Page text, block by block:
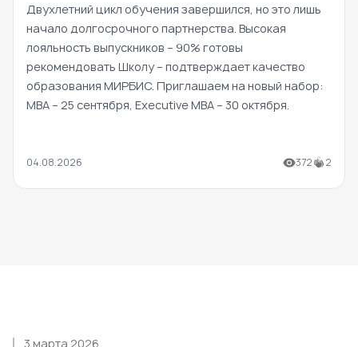
Двухлетний цикл обучения завершился, но это лишь
начало долгосрочного партнерства. Высокая
лояльность выпускников – 90% готовы
рекомендовать Школу – подтверждает качество
образования МИРБИС. Приглашаем на новый набор:
MBA – 25 сентября, Executive MBA – 30 октября.
04.08.2026 372 2
3 марта 2026